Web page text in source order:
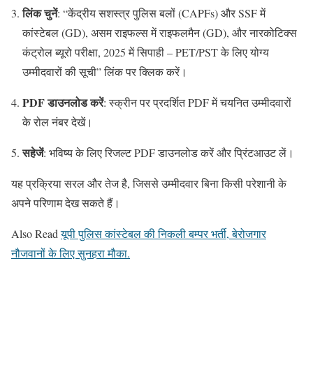
लिंक चुनें: “केंद्रीय सशस्त्र पुलिस बलों (CAPFs) और SSF में
कांस्टेबल (GD), असम राइफल्स में राइफलमैन (GD), और नारकोटिक्स
कंट्रोल ब्यूरो परीक्षा, 2025 में सिपाही – PET/PST के लिए योग्य
उम्मीदवारों की सूची” लिंक पर क्लिक करें।
PDF डाउनलोड करें: स्क्रीन पर प्रदर्शित PDF में चयनित उम्मीदवारों
के रोल नंबर देखें।
सहेजें: भविष्य के लिए रिजल्ट PDF डाउनलोड करें और प्रिंटआउट लें।
यह प्रक्रिया सरल और तेज है, जिससे उम्मीदवार बिना किसी परेशानी के
अपने परिणाम देख सकते हैं।
Also Readयूपी पुलिस कांस्टेबल की निकली बम्पर भर्ती, बेरोजगार
नौजवानों के लिए सुनहरा मौका.